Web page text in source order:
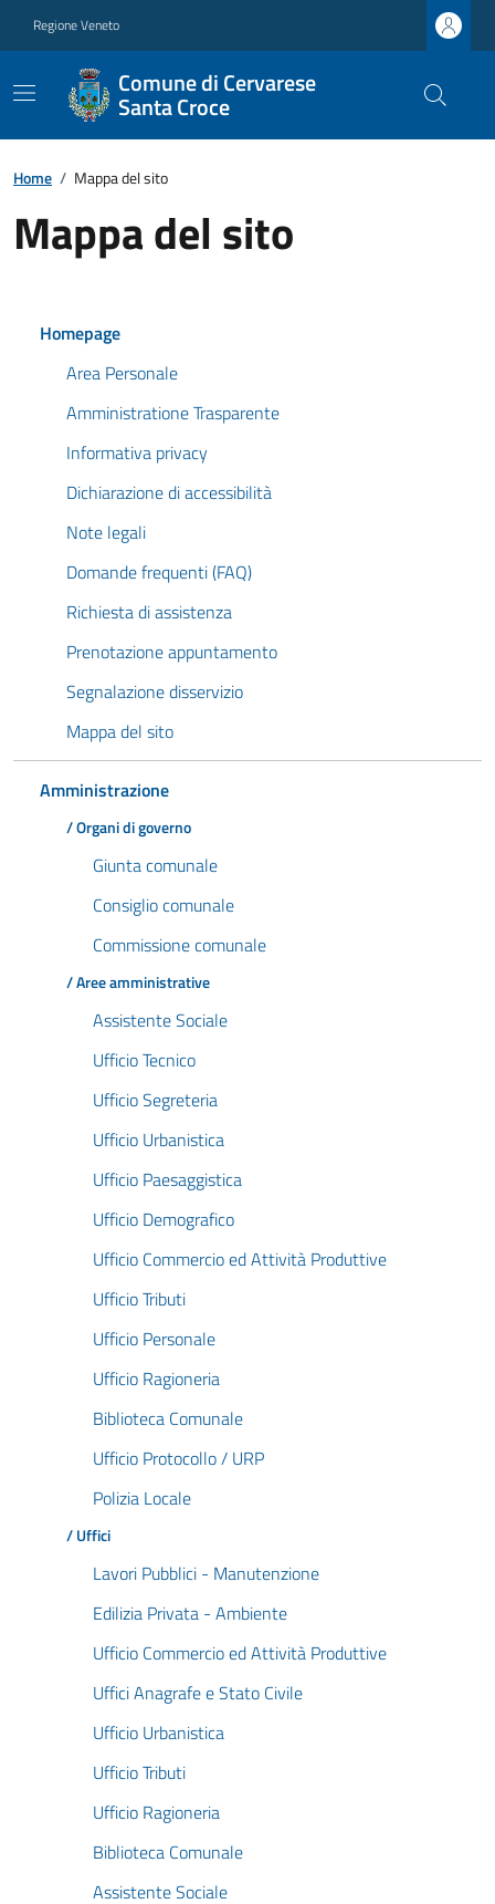
Regione Veneto
Comune di Cervarese
Santa Croce
Home / Mappa del sito
Mappa del sito
Homepage
Area Personale
Amministratione Trasparente
Informativa privacy
Dichiarazione di accessibilità
Note legali
Domande frequenti (FAQ)
Richiesta di assistenza
Prenotazione appuntamento
Segnalazione disservizio
Mappa del sito
Amministrazione
/ Organi di governo
Giunta comunale
Consiglio comunale
Commissione comunale
/ Aree amministrative
Assistente Sociale
Ufficio Tecnico
Ufficio Segreteria
Ufficio Urbanistica
Ufficio Paesaggistica
Ufficio Demografico
Ufficio Commercio ed Attività Produttive
Ufficio Tributi
Ufficio Personale
Ufficio Ragioneria
Biblioteca Comunale
Ufficio Protocollo / URP
Polizia Locale
/ Uffici
Lavori Pubblici - Manutenzione
Edilizia Privata - Ambiente
Ufficio Commercio ed Attività Produttive
Uffici Anagrafe e Stato Civile
Ufficio Urbanistica
Ufficio Tributi
Ufficio Ragioneria
Biblioteca Comunale
Assistente Sociale